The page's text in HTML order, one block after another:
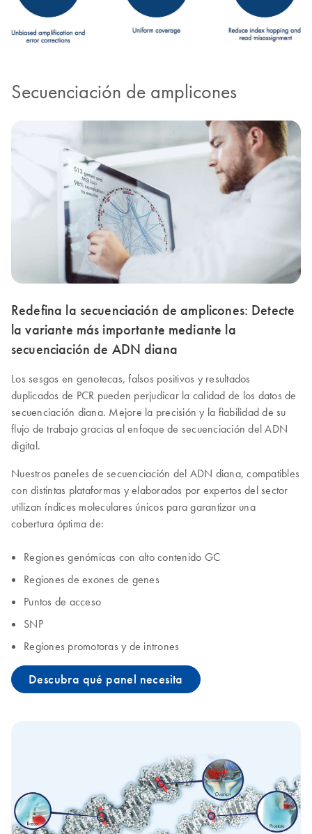
Secuenciación de amplicones
Redefina la secuenciación de amplicones: Detecte
la variante más importante mediante la
secuenciación de ADN diana
Los sesgos en genotecas, falsos positivos y resultados
duplicados de PCR pueden perjudicar la calidad de los datos de
secuenciación diana. Mejore la precisión y la fiabilidad de su
flujo de trabajo gracias al enfoque de secuenciación del ADN
digital.
Nuestros paneles de secuenciación del ADN diana, compatibles
con distintas plataformas y elaborados por expertos del sector
utilizan índices moleculares únicos para garantizar una
cobertura óptima de:
Regiones genómicas con alto contenido GC
Regiones de exones de genes
Puntos de acceso
SNP
Regiones promotoras y de intrones
Descubra qué panel necesita